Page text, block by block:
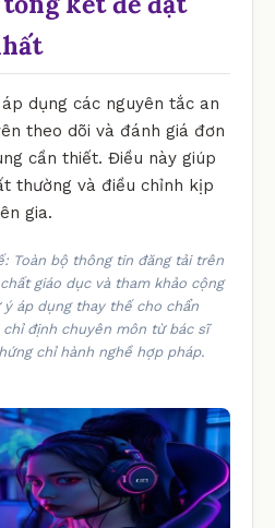
dụng các nguyên tắc an
theo dõi và đánh giá đơn
cần thiết. Điều này giúp
thường và điều chỉnh kịp
gia.
Toàn bộ thông tin đăng tải trên
giáo dục và tham khảo cộng
áp dụng thay thế cho chẩn
định chuyên môn từ bác sĩ
chỉ hành nghề hợp pháp.